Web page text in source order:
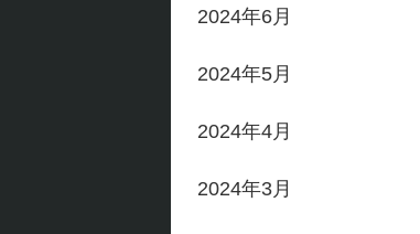
2024年6月
2024年5月
2024年4月
2024年3月